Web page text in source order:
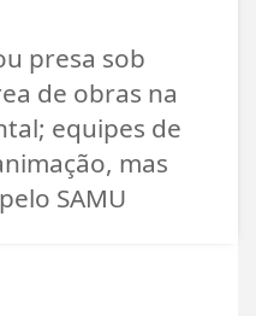
presa sob
de obras na
equipes de
mas
SAMU